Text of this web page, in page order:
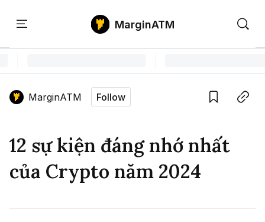
Home
Tin Tức Bitcoin
Tin Tức Altcoin
Tin Tức Thị Trường
ATM Analytics
Phân Tích Bitcoin
Phân Tích Ethereum
Thuật Ngữ Cơ Bản
MarginATM
MarginATM Follow
12 sự kiện đáng nhớ nhất
của Crypto năm 2024